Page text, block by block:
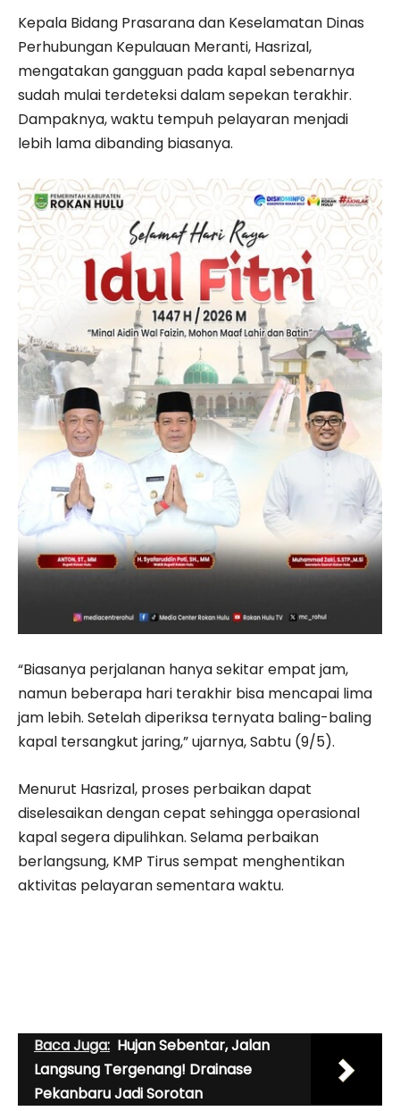
Kepala Bidang Prasarana dan Keselamatan Dinas
Perhubungan Kepulauan Meranti, Hasrizal,
mengatakan gangguan pada kapal sebenarnya
sudah mulai terdeteksi dalam sepekan terakhir.
Dampaknya, waktu tempuh pelayaran menjadi
lebih lama dibanding biasanya.
“Biasanya perjalanan hanya sekitar empat jam,
namun beberapa hari terakhir bisa mencapai lima
jam lebih. Setelah diperiksa ternyata baling-baling
kapal tersangkut jaring,” ujarnya, Sabtu (9/5).
Menurut Hasrizal, proses perbaikan dapat
diselesaikan dengan cepat sehingga operasional
kapal segera dipulihkan. Selama perbaikan
berlangsung, KMP Tirus sempat menghentikan
aktivitas pelayaran sementara waktu.
Baca Juga: Hujan Sebentar, Jalan
Langsung Tergenang! Drainase
Pekanbaru Jadi Sorotan